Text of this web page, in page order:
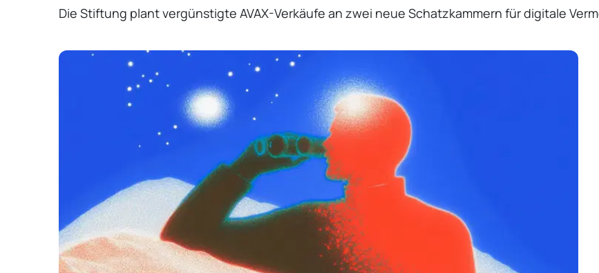
Die Stiftung plant vergünstigte AVAX-Verkäufe an zwei neue Schatzkammern für digitale